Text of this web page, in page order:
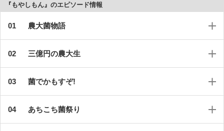
『もやしもん』のエピソード情報
農大菌物語
三億円の農大生
菌でかもすぞ!
あちこち菌祭り